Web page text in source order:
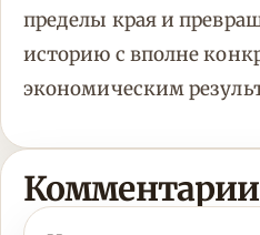
пределы края и
историю с вполне
экономическим
Комментарии